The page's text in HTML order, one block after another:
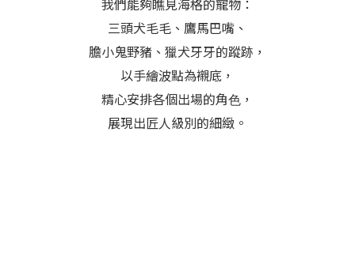
我們能夠瞧見海格的寵物：
三頭犬毛毛、鷹馬巴嘴、
膽小鬼野豬、獵犬牙牙的蹤跡，
以手繪波點為襯底，
精心安排各個出場的角⾊，
展現出匠人級別的細緻。